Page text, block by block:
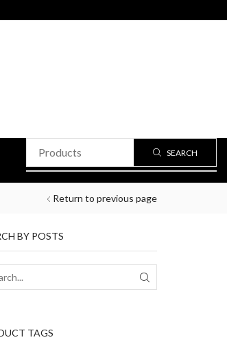
SEARCH
Return to previous page
BY POSTS
TAGS